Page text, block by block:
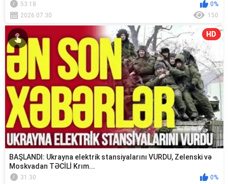
53:18
0%
2026.07.30
150
HD
BAŞLANDI: Ukrayna elektrik stansiyalarını VURDU, Zelenski və
Moskvadan TƏCİLİ Krım...
31:30
0%